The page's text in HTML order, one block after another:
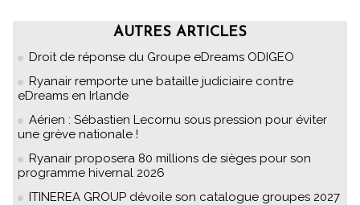
AUTRES ARTICLES
Droit de réponse du Groupe eDreams ODIGEO
Ryanair remporte une bataille judiciaire contre
eDreams en Irlande
Aérien : Sébastien Lecornu sous pression pour éviter
une grève nationale !
Ryanair proposera 80 millions de sièges pour son
programme hivernal 2026
ITINEREA GROUP dévoile son catalogue groupes 2027